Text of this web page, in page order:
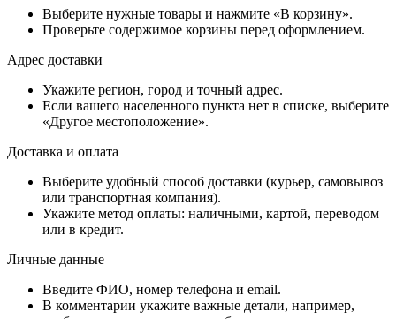
Выберите нужные товары и нажмите «В корзину».
Проверьте содержимое корзины перед оформлением.
Адрес доставки
Укажите регион, город и точный адрес.
Если вашего населенного пункта нет в списке, выберите
«Другое местоположение».
Доставка и оплата
Выберите удобный способ доставки (курьер, самовывоз
или транспортная компания).
Укажите метод оплаты: наличными, картой, переводом
или в кредит.
Личные данные
Введите ФИО, номер телефона и email.
В комментарии укажите важные детали, например,